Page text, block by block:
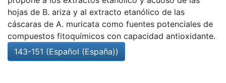
hojas de B. ariza y al extracto etanólico de las
cáscaras de A. muricata como fuentes potenciales de
compuestos fitoquímicos con capacidad antioxidante.
143-151 (Español (España))